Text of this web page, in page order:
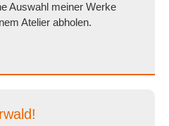
Auswahl meiner Werke
Atelier abholen.